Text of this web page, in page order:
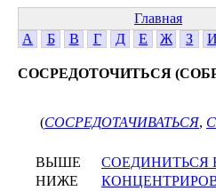
Главная
А
Б В Г Д Е Ж З И
СОСРЕДОТОЧИТЬСЯ
(СОСРЕДОТАЧИВАТЬСЯ,
ВЫШЕ
СОЕДИНИТЬСЯ
НИЖЕ